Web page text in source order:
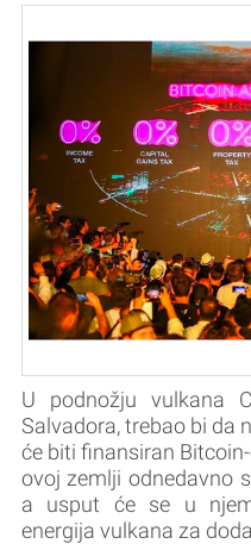
U podnožju vulkana
Salvadora, trebao bi da
će biti finansiran
ovoj zemlji odnedavno
a usput će se u
energija vulkana za